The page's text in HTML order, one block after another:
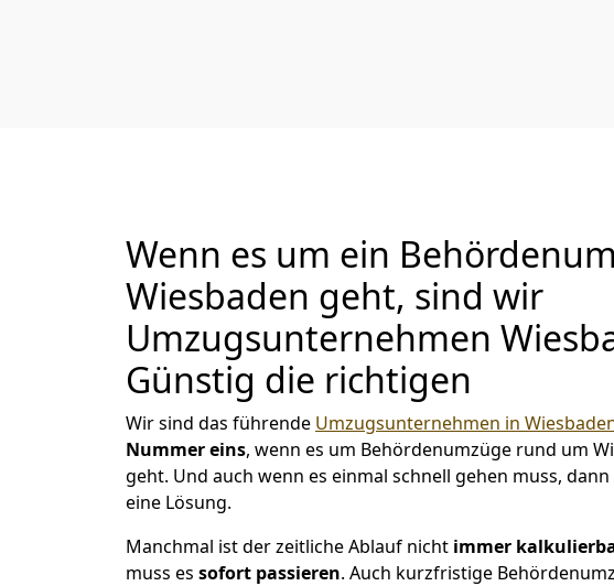
Wenn es um ein
Wiesbaden geht, sind wir
Umzugsunternehmen
Günstig die richtigen
Wir sind das führende Umzugsunternehmen in
Nummer eins, wenn es um Behördenumzüge rund um
geht. Und auch wenn es einmal schnell gehen muss,
eine Lösung.
Manchmal ist der zeitliche Ablauf nicht immer
muss es sofort passieren. Auch kurzfristige